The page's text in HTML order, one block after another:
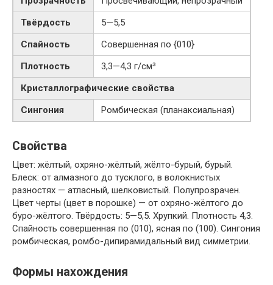
Твёрдость
5—5,5
Спайность
Совершенная по {010}
Плотность
3,3—4,3 г/см³
Кристаллографические свойства
Сингония
Ромбическая (планаксиальная)
Свойства
Цвет: жёлтый, охряно-жёлтый, жёлто-бурый, бурый.
Блеск: от алмазного до тусклого, в волокнистых
разностях — атласный, шелковистый. Полупрозрачен.
Цвет черты (цвет в порошке) — от охряно-жёлтого до
буро-жёлтого. Твёрдость: 5—5,5. Хрупкий. Плотность 4,3.
Спайность совершенная по (010), ясная по (100). Сингония
ромбическая, ромбо-дипирамидальный вид симметрии.
Формы нахождения